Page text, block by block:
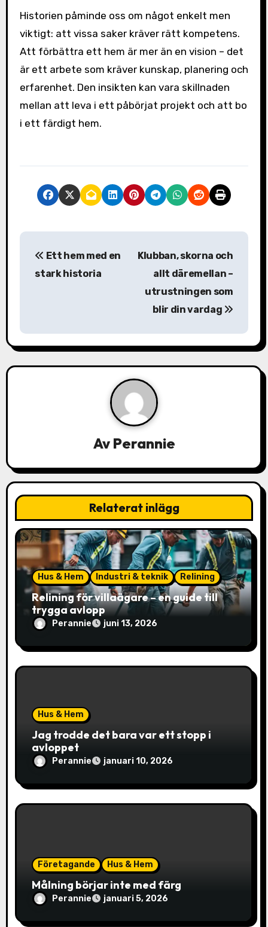
Historien påminde oss om något enkelt men
viktigt: att vissa saker kräver rätt kompetens.
Att förbättra ett hem är mer än en vision – det
är ett arbete som kräver kunskap, planering och
erfarenhet. Den insikten kan vara skillnaden
mellan att leva i ett påbörjat projekt och att bo
i ett färdigt hem.
I
g
g
v
i
e
r
i
n
Ett hem med en
stark historia
Klubban, skorna och
allt däremellan –
utrustningen som
blir din vardag
Av Perannie
Relaterat inlägg
Hus & Hem Industri & teknik Relining
Relining för villaägare – en guide till
trygga avlopp
Perannie juni 13, 2026
Hus & Hem
Jag trodde det bara var ett stopp i
avloppet
Perannie januari 10, 2026
Företagande Hus & Hem
Målning börjar inte med färg
Perannie januari 5, 2026